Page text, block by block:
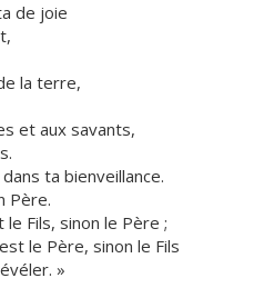
de joie
la terre,
et aux savants,
ta bienveillance.
Père.
Fils, sinon le Père ;
le Père, sinon le Fils
»